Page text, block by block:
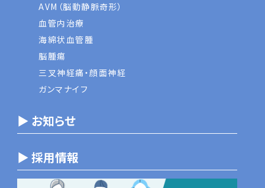
AVM（脳動静脈奇形）
血管内治療
海綿状血管腫
脳腫瘍
三叉神経痛・顔面神経
ガンマナイフ
▶ お知らせ
▶ 採用情報